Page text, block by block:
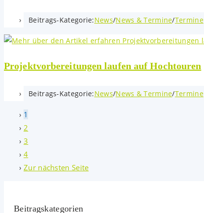
Beitrags-Kategorie:News/News & Termine/Termine
Projektvorbereitungen laufen auf Hochtouren
Beitrags-Kategorie:News/News & Termine/Termine
1
2
3
4
Zur nächsten Seite
Beitrags­kategorien